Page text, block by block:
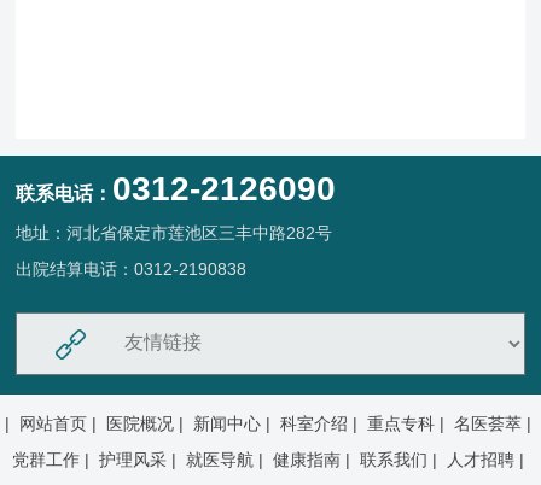
联系电话： 0312-2126090
地址：河北省保定市莲池区三丰中路282号
出院结算电话：0312-2190838
| 网站首页 | 医院概况 | 新闻中心 | 科室介绍 | 重点专科 | 名医荟萃 |
党群工作 | 护理风采 | 就医导航 | 健康指南 | 联系我们 |
人才招聘 |